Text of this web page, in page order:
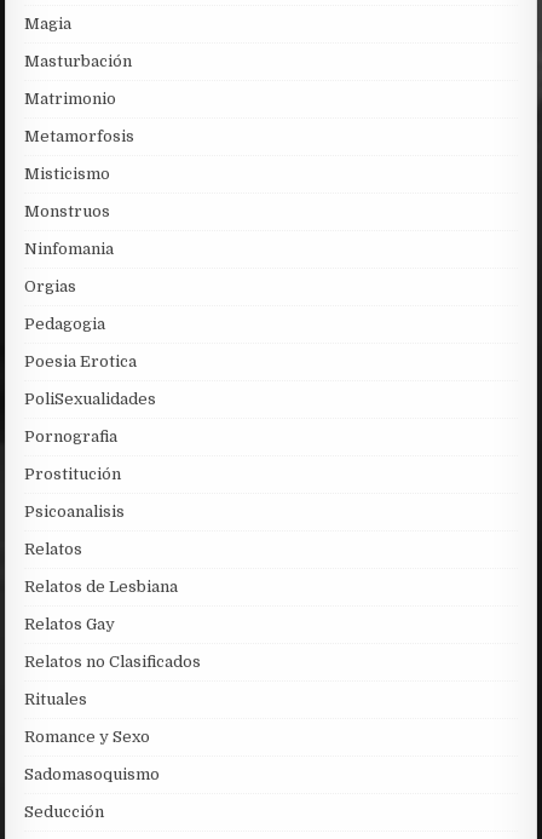
Magia
Masturbación
Matrimonio
Metamorfosis
Misticismo
Monstruos
Ninfomania
Orgias
Pedagogia
Poesia Erotica
PoliSexualidades
Pornografia
Prostitución
Psicoanalisis
Relatos
Relatos de Lesbiana
Relatos Gay
Relatos no Clasificados
Rituales
Romance y Sexo
Sadomasoquismo
Seducción